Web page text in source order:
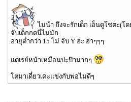
ไม่น้า ถึงจะรักเด็ก เอ็นดูโชตะ(โ
จับเด็กกดนี่ไม่มัก
อายุต่ำกว่า 15 ไม่ จับ Y ฮ่ะ ฮ่าๆๆๆ
แต่เรย์หน้าเหมือนปะป๊ามากๆ
โตมาเดี๋ยวเคะแข่งกับพ่อไม่ดีๆ